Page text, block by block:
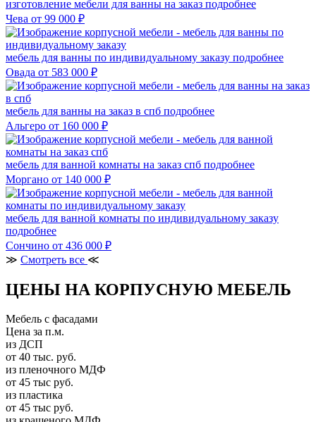
изготовление мебели для ванны на заказ подробнее
Чева от 99 000 ₽
мебель для ванны по индивидуальному заказу подробнее
Овада от 583 000 ₽
мебель для ванны на заказ в спб подробнее
Альгеро от 160 000 ₽
мебель для ванной комнаты на заказ спб подробнее
Моргано от 140 000 ₽
мебель для ванной комнаты по индивидуальному заказу
подробнее
Сончино от 436 000 ₽
≫ Смотреть все ≪
ЦЕНЫ НА КОРПУСНУЮ МЕБЕЛЬ
Мебель с фасадами
Цена за п.м.
из ДСП
от 40 тыс. руб.
из пленочного МДФ
от 45 тыс руб.
из пластика
от 45 тыс руб.